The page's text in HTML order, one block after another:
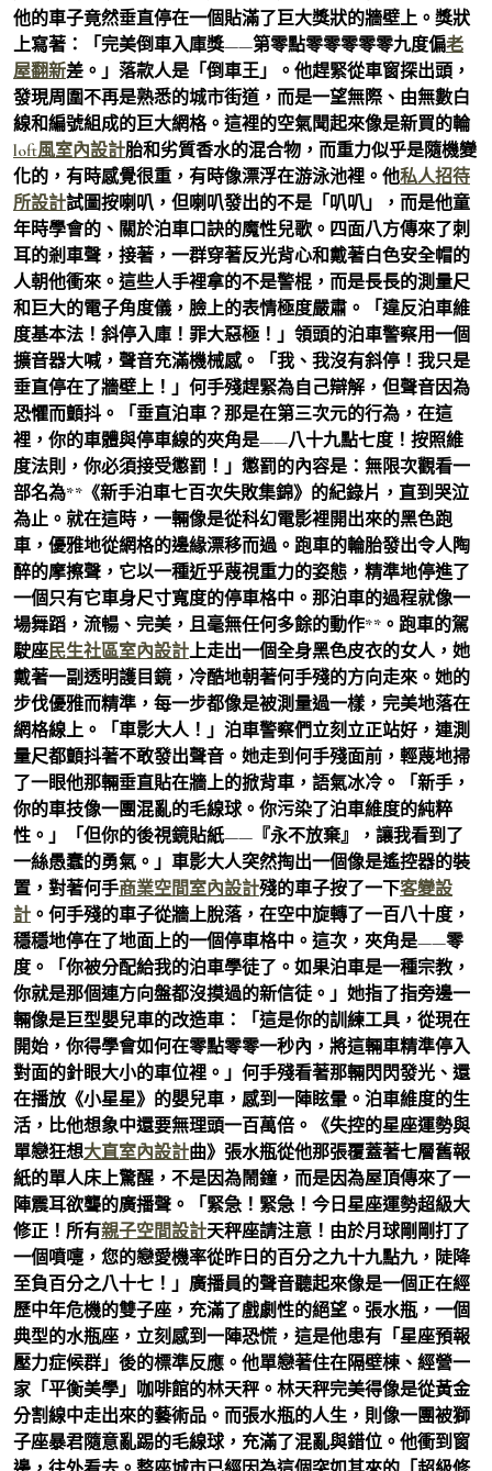
他的車子竟然垂直停在一個貼滿了巨大獎狀的牆壁上。獎狀
上寫著：「完美倒車入庫獎——第零點零零零零零九度偏老
屋翻新差。」落款人是「倒車王」。他趕緊從車窗探出頭，
發現周圍不再是熟悉的城市街道，而是一望無際、由無數白
線和編號組成的巨大網格。這裡的空氣聞起來像是新買的輪
loft風室內設計胎和劣質香水的混合物，而重力似乎是隨機變
化的，有時感覺很重，有時像漂浮在游泳池裡。他私人招待
所設計試圖按喇叭，但喇叭發出的不是「叭叭」，而是他童
年時學會的、關於泊車口訣的魔性兒歌。四面八方傳來了刺
耳的剎車聲，接著，一群穿著反光背心和戴著白色安全帽的
人朝他衝來。這些人手裡拿的不是警棍，而是長長的測量尺
和巨大的電子角度儀，臉上的表情極度嚴肅。「違反泊車維
度基本法！斜停入庫！罪大惡極！」領頭的泊車警察用一個
擴音器大喊，聲音充滿機械感。「我、我沒有斜停！我只是
垂直停在了牆壁上！」何手殘趕緊為自己辯解，但聲音因為
恐懼而顫抖。「垂直泊車？那是在第三次元的行為，在這
裡，你的車體與停車線的夾角是——八十九點七度！按照維
度法則，你必須接受懲罰！」懲罰的內容是：無限次觀看一
部名為**《新手泊車七百次失敗集錦》的紀錄片，直到哭泣
為止。就在這時，一輛像是從科幻電影裡開出來的黑色跑
車，優雅地從網格的邊緣漂移而過。跑車的輪胎發出令人陶
醉的摩擦聲，它以一種近乎蔑視重力的姿態，精準地停進了
一個只有它車身尺寸寬度的停車格中。那泊車的過程就像一
場舞蹈，流暢、完美，且毫無任何多餘的動作**。跑車的駕
駛座民生社區室內設計上走出一個全身黑色皮衣的女人，她
戴著一副透明護目鏡，冷酷地朝著何手殘的方向走來。她的
步伐優雅而精準，每一步都像是被測量過一樣，完美地落在
網格線上。「車影大人！」泊車警察們立刻立正站好，連測
量尺都顫抖著不敢發出聲音。她走到何手殘面前，輕蔑地掃
了一眼他那輛垂直貼在牆上的掀背車，語氣冰冷。「新手，
你的車技像一團混亂的毛線球。你污染了泊車維度的純粹
性。」「但你的後視鏡貼紙——『永不放棄』，讓我看到了
一絲愚蠢的勇氣。」車影大人突然掏出一個像是遙控器的裝
置，對著何手商業空間室內設計殘的車子按了一下客變設
計 。何手殘的車子從牆上脫落，在空中旋轉了一百八十度，
穩穩地停在了地面上的一個停車格中。這次，夾角是——零
度。「你被分配給我的泊車學徒了。如果泊車是一種宗教，
你就是那個連方向盤都沒摸過的新信徒。」她指了指旁邊一
輛像是巨型嬰兒車的改造車：「這是你的訓練工具，從現在
開始，你得學會如何在零點零零一秒內，將這輛車精準停入
對面的針眼大小的車位裡。」何手殘看著那輛閃閃發光、還
在播放《小星星》的嬰兒車，感到一陣眩暈。泊車維度的生
活，比他想象中還要無理頭一百萬倍。《失控的星座運勢與
單戀狂想大直室內設計曲》張水瓶從他那張覆蓋著七層舊報
紙的單人床上驚醒，不是因為鬧鐘，而是因為屋頂傳來了一
陣震耳欲聾的廣播聲。「緊急！緊急！今日星座運勢超級大
修正！所有親子空間設計天秤座請注意！由於月球剛剛打了
一個噴嚏，您的戀愛機率從昨日的百分之九十九點九，陡降
至負百分之八十七！」廣播員的聲音聽起來像是一個正在經
歷中年危機的雙子座，充滿了戲劇性的絕望。張水瓶，一個
典型的水瓶座，立刻感到一陣恐慌，這是他患有「星座預報
壓力症候群」後的標準反應。他單戀著住在隔壁棟、經營一
家「平衡美學」咖啡館的林天秤。林天秤完美得像是從黃金
分割線中走出來的藝術品。而張水瓶的人生，則像一團被獅
子座暴君隨意亂踢的毛線球，充滿了混亂與錯位。他衝到窗